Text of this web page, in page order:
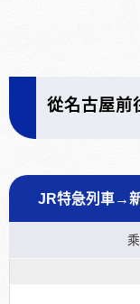
從名古屋前
JR特急列車→